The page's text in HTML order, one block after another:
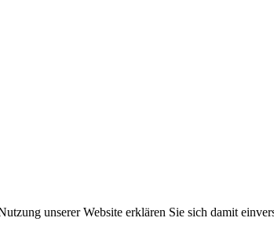
unserer Website erklären Sie sich damit